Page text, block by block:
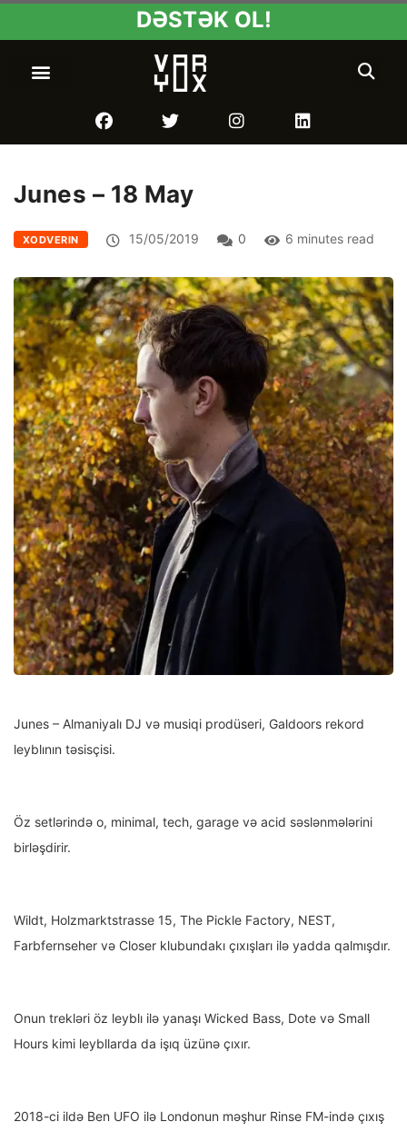
DƏSTƏK OL!
Junes – 18 May
XODVERIN 15/05/2019 0 6 minutes read
Junes – Almaniyalı DJ və musiqi prodüseri, Galdoors rekord
leyblının təsisçisi.
Öz setlərində o, minimal, tech, garage və acid səslənmələrini
birləşdirir.
Wildt, Holzmarktstrasse 15, The Pickle Factory, NEST,
Farbfernseher və Closer klubundakı çıxışları ilə yadda qalmışdır.
Onun trekləri öz leyblı ilə yanaşı Wicked Bass, Dote və Small
Hours kimi leybllarda da işıq üzünə çıxır.
2018-ci ildə Ben UFO ilə Londonun məşhur Rinse FM-ində çıxış